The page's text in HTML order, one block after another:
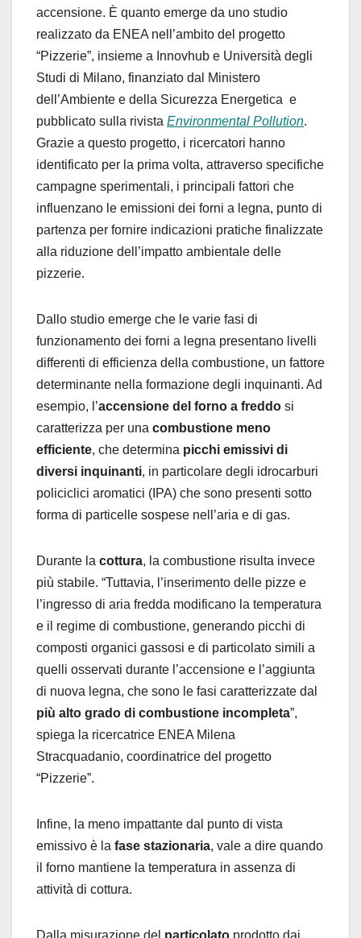
accensione. È quanto emerge da uno studio
realizzato da ENEA nell’ambito del progetto
“Pizzerie”, insieme a Innovhub e Università degli
Studi di Milano, finanziato dal Ministero
dell’Ambiente e della Sicurezza Energetica e
pubblicato sulla rivista Environmental Pollution.
Grazie a questo progetto, i ricercatori hanno
identificato per la prima volta, attraverso specifiche
campagne sperimentali, i principali fattori che
influenzano le emissioni dei forni a legna, punto di
partenza per fornire indicazioni pratiche finalizzate
alla riduzione dell’impatto ambientale delle
pizzerie.
Dallo studio emerge che le varie fasi di
funzionamento dei forni a legna presentano livelli
differenti di efficienza della combustione, un fattore
determinante nella formazione degli inquinanti. Ad
esempio, l’accensione del forno a freddo si
caratterizza per una combustione meno
efficiente, che determina picchi emissivi di
diversi inquinanti, in particolare degli idrocarburi
policiclici aromatici (IPA) che sono presenti sotto
forma di particelle sospese nell’aria e di gas.
Durante la cottura, la combustione risulta invece
più stabile. “Tuttavia, l’inserimento delle pizze e
l’ingresso di aria fredda modificano la temperatura
e il regime di combustione, generando picchi di
composti organici gassosi e di particolato simili a
quelli osservati durante l’accensione e l’aggiunta
di nuova legna, che sono le fasi caratterizzate dal
più alto grado di combustione incompleta”,
spiega la ricercatrice ENEA Milena
Stracquadanio, coordinatrice del progetto
“Pizzerie”.
Infine, la meno impattante dal punto di vista
emissivo è la fase stazionaria, vale a dire quando
il forno mantiene la temperatura in assenza di
attività di cottura.
Dalla misurazione del particolato prodotto dai